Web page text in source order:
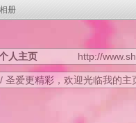
相册
人主页 http://
圣爱更精彩，欢迎光临我的主